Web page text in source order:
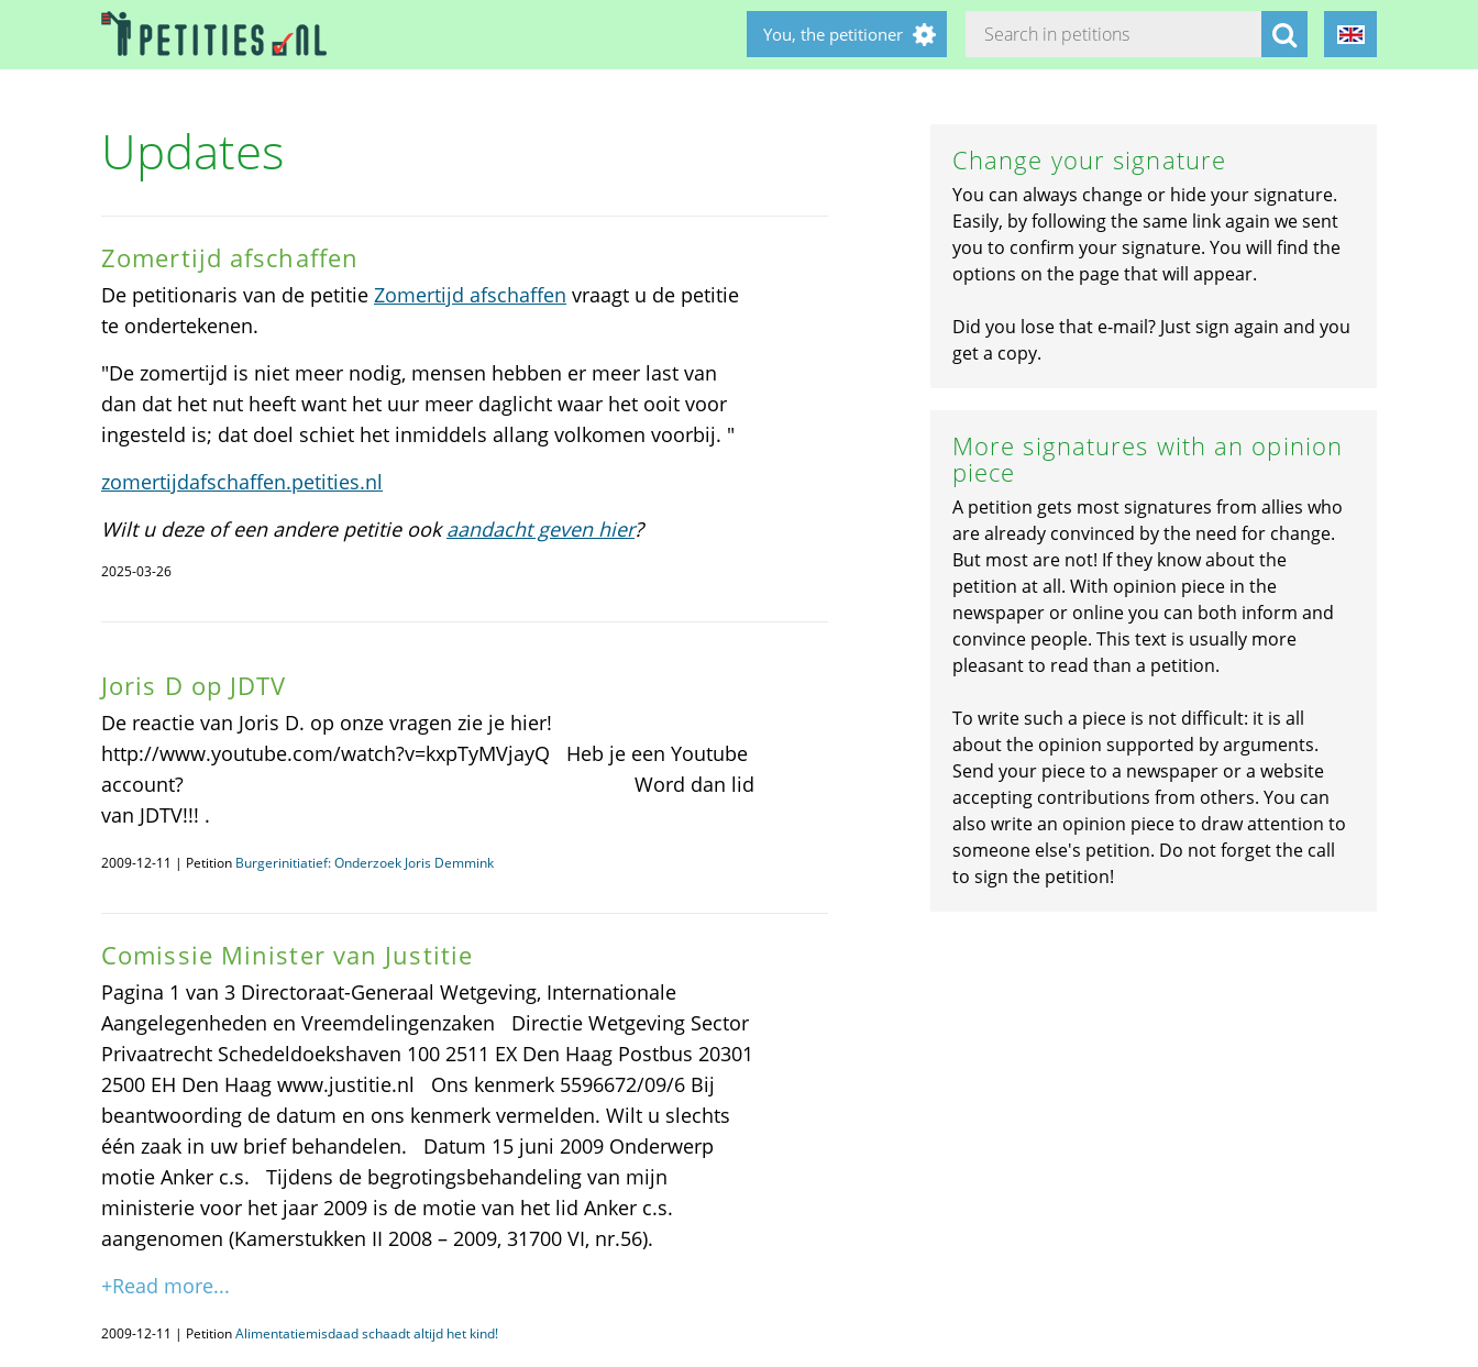
You, the petitioner
Updates
Zomertijd afschaffen
De petitionaris van de petitie Zomertijd afschaffen vraagt u de petitie
te ondertekenen.
"De zomertijd is niet meer nodig, mensen hebben er meer last van
dan dat het nut heeft want het uur meer daglicht waar het ooit voor
ingesteld is; dat doel schiet het inmiddels allang volkomen voorbij. "
zomertijdafschaffen.petities.nl
Wilt u deze of een andere petitie ookaandacht geven hier?
2025-03-26
Joris D op JDTV
De reactie van Joris D. op onze vragen zie je hier!
http://www.youtube.com/watch?v=kxpTyMVjayQ Heb je een Youtube
account? Word dan lid
van JDTV!!! .
2009-12-11 | Petition Burgerinitiatief: Onderzoek Joris Demmink
Comissie Minister van Justitie
Pagina 1 van 3 Directoraat-Generaal Wetgeving, Internationale
Aangelegenheden en Vreemdelingenzaken Directie Wetgeving Sector
Privaatrecht Schedeldoekshaven 100 2511 EX Den Haag Postbus 20301
2500 EH Den Haag www.justitie.nl Ons kenmerk 5596672/09/6 Bij
beantwoording de datum en ons kenmerk vermelden. Wilt u slechts
één zaak in uw brief behandelen. Datum 15 juni 2009 Onderwerp
motie Anker c.s. Tijdens de begrotingsbehandeling van mijn
ministerie voor het jaar 2009 is de motie van het lid Anker c.s.
aangenomen (Kamerstukken II 2008 – 2009, 31700 VI, nr.56).
+Read more...
2009-12-11 | PetitionAlimentatiemisdaad schaadt altijd het kind!
Change your signature
You can always change or hide your signature.
Easily, by following the same link again we sent
you to confirm your signature. You will find the
options on the page that will appear.
Did you lose that e-mail? Just sign again and you
get a copy.
More signatures with an opinion
piece
A petition gets most signatures from allies who
are already convinced by the need for change.
But most are not! If they know about the
petition at all. With opinion piece in the
newspaper or online you can both inform and
convince people. This text is usually more
pleasant to read than a petition.
To write such a piece is not difficult: it is all
about the opinion supported by arguments.
Send your piece to a newspaper or a website
accepting contributions from others. You can
also write an opinion piece to draw attention to
someone else's petition. Do not forget the call
to sign the petition!